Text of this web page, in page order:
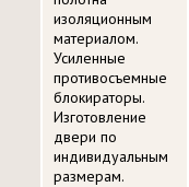
изоляционным
материалом.
Усиленные
противосъемные
блокираторы.
Изготовление
двери по
индивидуальным
размерам.